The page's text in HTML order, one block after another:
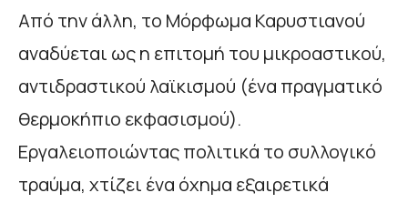
Από την άλλη, το Μόρφωμα Καρυστιανού
αναδύεται ως η επιτομή του μικροαστικού,
αντιδραστικού λαϊκισμού (ένα πραγματικό
θερμοκήπιο εκφασισμού).
Εργαλειοποιώντας πολιτικά το συλλογικό
τραύμα, χτίζει ένα όχημα εξαιρετικά